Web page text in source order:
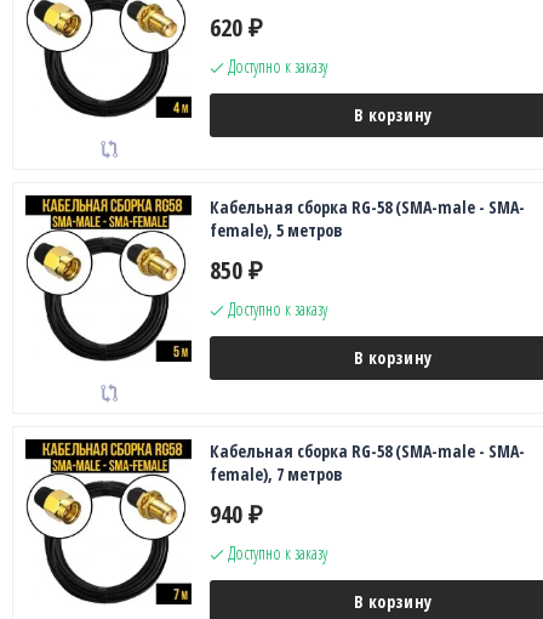
620 ₽
Доступно к заказу
В корзину
Кабельная сборка RG-58 (SMA-male - SMA-
female), 5 метров
850 ₽
Доступно к заказу
В корзину
Кабельная сборка RG-58 (SMA-male - SMA-
female), 7 метров
940 ₽
Доступно к заказу
В корзину